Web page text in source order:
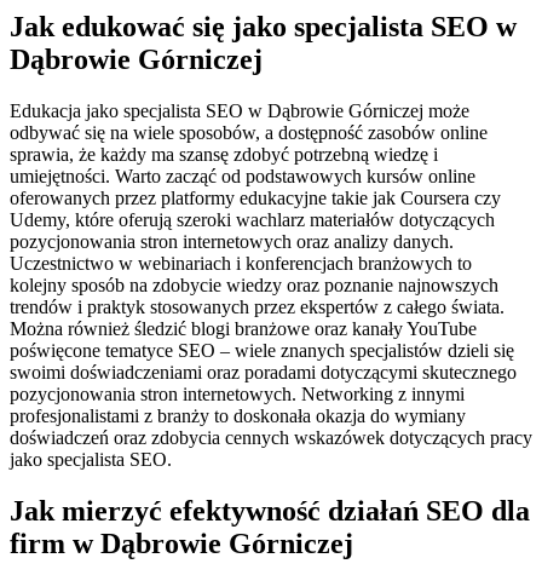
Jak edukować się jako specjalista SEO w
Dąbrowie Górniczej
Edukacja jako specjalista SEO w Dąbrowie Górniczej może
odbywać się na wiele sposobów, a dostępność zasobów online
sprawia, że każdy ma szansę zdobyć potrzebną wiedzę i
umiejętności. Warto zacząć od podstawowych kursów online
oferowanych przez platformy edukacyjne takie jak Coursera czy
Udemy, które oferują szeroki wachlarz materiałów dotyczących
pozycjonowania stron internetowych oraz analizy danych.
Uczestnictwo w webinariach i konferencjach branżowych to
kolejny sposób na zdobycie wiedzy oraz poznanie najnowszych
trendów i praktyk stosowanych przez ekspertów z całego świata.
Można również śledzić blogi branżowe oraz kanały YouTube
poświęcone tematyce SEO – wiele znanych specjalistów dzieli się
swoimi doświadczeniami oraz poradami dotyczącymi skutecznego
pozycjonowania stron internetowych. Networking z innymi
profesjonalistami z branży to doskonała okazja do wymiany
doświadczeń oraz zdobycia cennych wskazówek dotyczących pracy
jako specjalista SEO.
Jak mierzyć efektywność działań SEO dla
firm w Dąbrowie Górniczej